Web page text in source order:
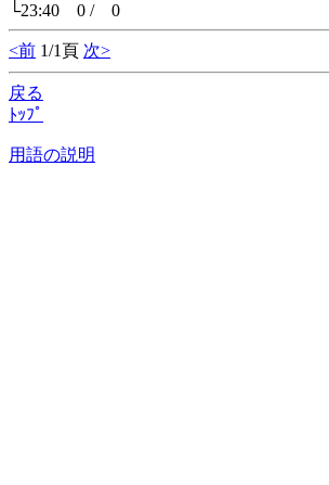
└23:40 0 / 0
<前 1/1頁 次>
戻る
ﾄｯﾌﾟ
用語の説明